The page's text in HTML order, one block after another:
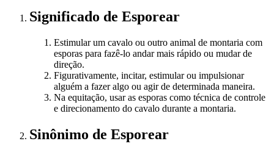
Significado de Esporear
Estimular um cavalo ou outro animal de montaria com
esporas para fazê-lo andar mais rápido ou mudar de
direção.
Figurativamente, incitar, estimular ou impulsionar
alguém a fazer algo ou agir de determinada maneira.
Na equitação, usar as esporas como técnica de controle
e direcionamento do cavalo durante a montaria.
Sinônimo de Esporear